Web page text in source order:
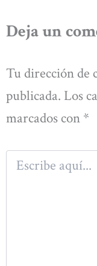
Deja un
Tu dirección de
publicada. Los
marcados con *
Escribe
aquí...